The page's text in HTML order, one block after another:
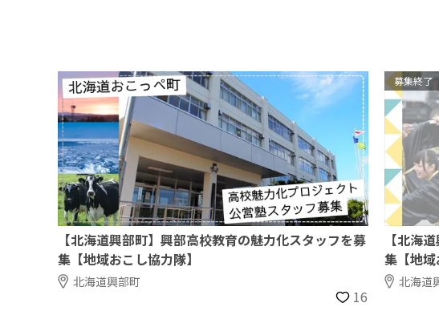
【北海道興部町】興部高校教育の魅力化スタッフを募
集【地域おこし協力隊】
北海道興部町
16
募集終了
【北海
集【地域
北海道